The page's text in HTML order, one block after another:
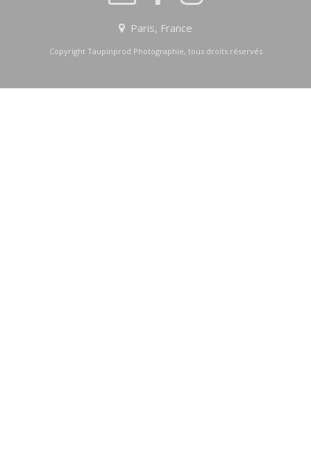
Paris, France
Copyright Taupinprod Photographie, tous droits réservés